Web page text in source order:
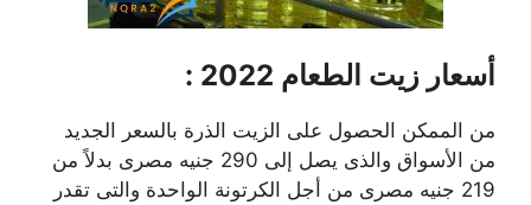
أسعار زيت الطعام 2022 :
من الممكن الحصول على الزيت الذرة بالسعر الجديد
من الأسواق والذى يصل إلى 290 جنيه مصرى بدلاً من
219 جنيه مصرى من أجل الكرتونة الواحدة والتى تقدر